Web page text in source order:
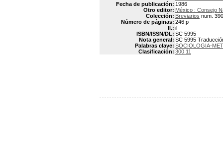
Fecha de publicación: 1986
Otro editor: México : Consejo
Colección: Breviarios num. 390
Número de páginas: 246 p
Il.: il
ISBN/ISSN/DL: SC 5995
Nota general: SC 5995
Palabras clave: SOCIOLOGIA-
Clasificación: 300.11